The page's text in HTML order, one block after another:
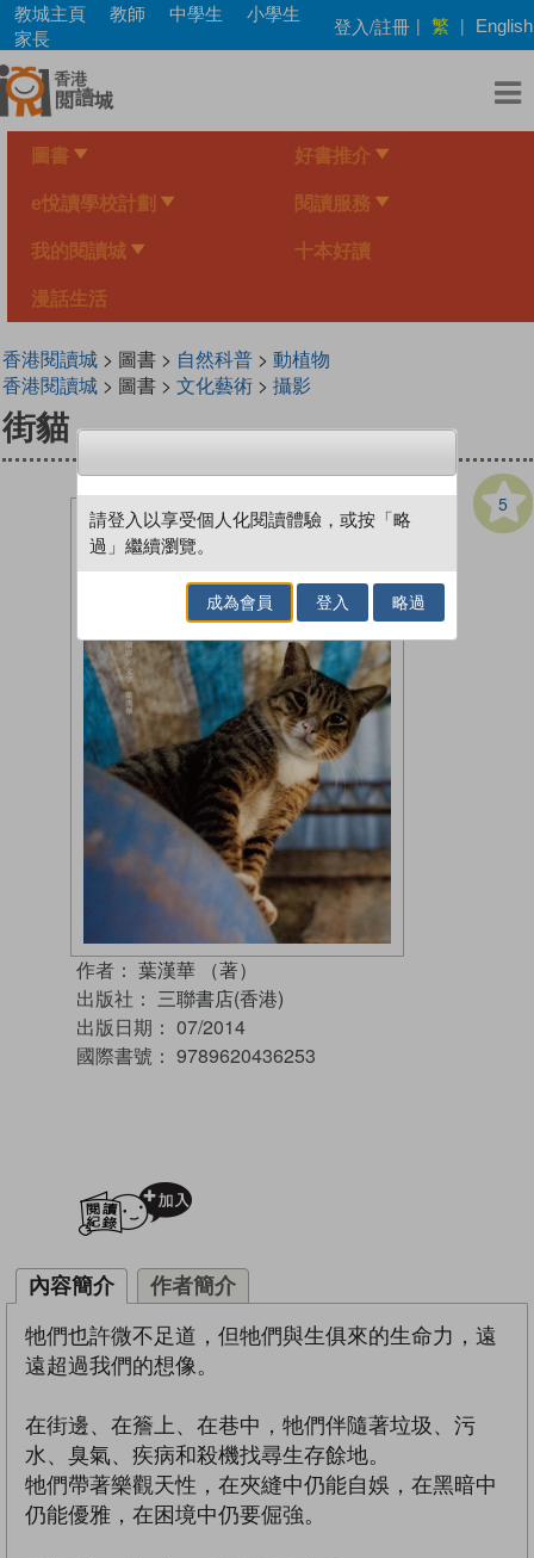
Skip
main
content
教城主頁 教師 中學生
小學生
家長
登入/註冊 | 繁 | English
圖書 好書推介
e悅讀學校計劃 閱讀服務
我的閱讀城 十本好讀
漫話生活
香港閱讀城> 圖書 > 自然科普> 動植物
香港閱讀城> 圖書 > 文化藝術> 攝影
街貓
5
作者： 葉漢華 （著）
出版社： 三聯書店(香港)
出版日期： 07/2014
國際書號： 9789620436253
內容簡介 作者簡介
牠們也許微不足道，但牠們與生俱來的生命力，遠
遠超過我們的想像。
在街邊、在簷上、在巷中，牠們伴隨著垃圾、污
水、臭氣、疾病和殺機找尋生存餘地。
牠們帶著樂觀天性，在夾縫中仍能自娛，在黑暗中
仍能優雅，在困境中仍要倔強。
請登入以享受個人化閱讀體驗，或按「略
過」繼續瀏覽。
成為會員 登入 略過